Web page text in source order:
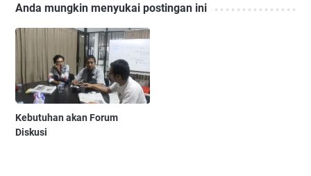
Anda mungkin menyukai postingan ini
Kebutuhan akan Forum
Diskusi